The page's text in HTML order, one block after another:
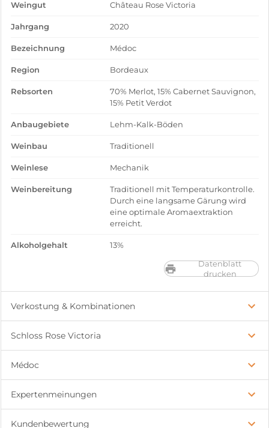
Weingut Château Rose Victoria
Jahrgang 2020
Bezeichnung Médoc
Region Bordeaux
Rebsorten
70% Merlot, 15% Cabernet Sauvignon,
15% Petit Verdot
Anbaugebiete Lehm-Kalk-Böden
Weinbau Traditionell
Weinlese Mechanik
Weinbereitung
Traditionell mit Temperaturkontrolle.
Durch eine langsame Gärung wird
eine optimale Aromaextraktion
erreicht.
Alkoholgehalt 13%
Datenblatt
drucken
Verkostung & Kombinationen
Schloss Rose Victoria
Médoc
Expertenmeinungen
Kundenbewertung